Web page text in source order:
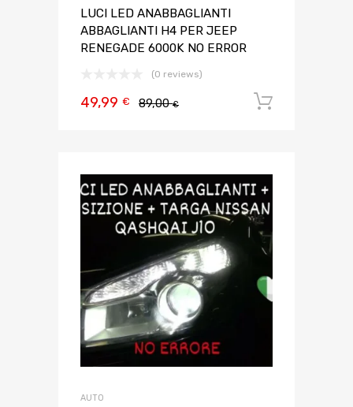
LUCI LED ANABBAGLIANTI
ABBAGLIANTI H4 PER JEEP
RENEGADE 6000K NO ERROR
(0 reviews)
89,00€
49,99 €
AUTO